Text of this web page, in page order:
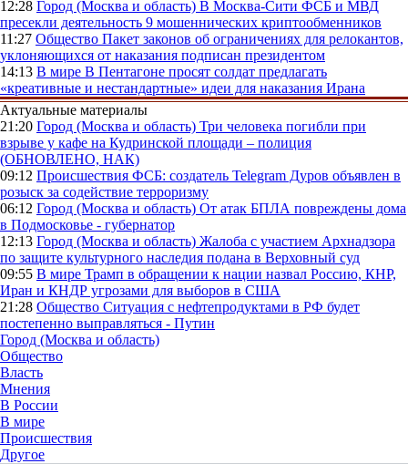
12:28 Город (Москва и область) В Москва-Сити ФСБ и МВД
пресекли деятельность 9 мошеннических криптообменников
11:27 Общество Пакет законов об ограничениях для релокантов,
уклоняющихся от наказания подписан президентом
14:13 В мире В Пентагоне просят солдат предлагать
«креативные и нестандартные» идеи для наказания Ирана
Актуальные материалы
21:20 Город (Москва и область) Три человека погибли при
взрыве у кафе на Кудринской площади – полиция
(ОБНОВЛЕНО, НАК)
09:12 Происшествия ФСБ: создатель Telegram Дуров объявлен в
розыск за содействие терроризму
06:12 Город (Москва и область) От атак БПЛА повреждены дома
в Подмосковье - губернатор
12:13 Город (Москва и область) Жалоба с участием Архнадзора
по защите культурного наследия подана в Верховный суд
09:55 В мире Трамп в обращении к нации назвал Россию, КНР,
Иран и КНДР угрозами для выборов в США
21:28 Общество Ситуация с нефтепродуктами в РФ будет
постепенно выправляться - Путин
Город (Москва и область)
Общество
Власть
Мнения
В России
В мире
Происшествия
Другое